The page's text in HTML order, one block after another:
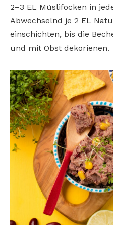
2–3 EL Müslifocken in
Abwechselnd je 2 EL
einschichten, bis die
und mit Obst dekorienen.